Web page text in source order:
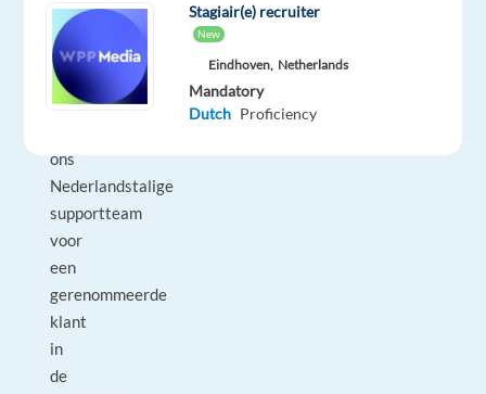
deel
uit
te
maken
ons
Nederlandstalige
supportteam
voor
een
gerenommeerde
klant
in
de
Stagiair(e) recruiter
New
Eindhoven, Netherlands
Mandatory
Dutch Proficiency